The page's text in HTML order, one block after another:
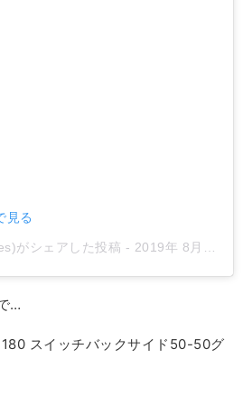
見る
がシェアした投稿 - 2019年 8月月3日午後3時44分PDT
…
スイッチバックサイド50-50グ